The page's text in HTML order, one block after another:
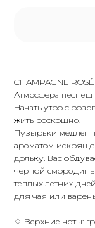
CHAMPAGNE ROSÉ
Атмосфера
Начать утро с
жить роскошно.
Пузырьки
ароматом
дольку. Вас
черной
теплых летних
для чая или
♢ Верхние ноты: